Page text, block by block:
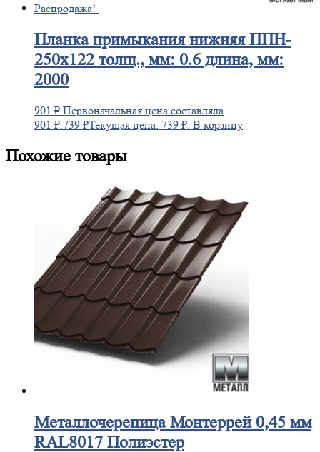
Распродажа!
Планкапримыкания нижняя ППН-
250х122 толщ., мм: 0.6 длина, мм:
2000
901₽ Первоначальная цена составляла
901 ₽.739 ₽Текущая цена: 739 ₽. В корзину
Похожие товары
МеталлочерепицаМонтеррей 0,45 мм
RAL8017 Полиэстер